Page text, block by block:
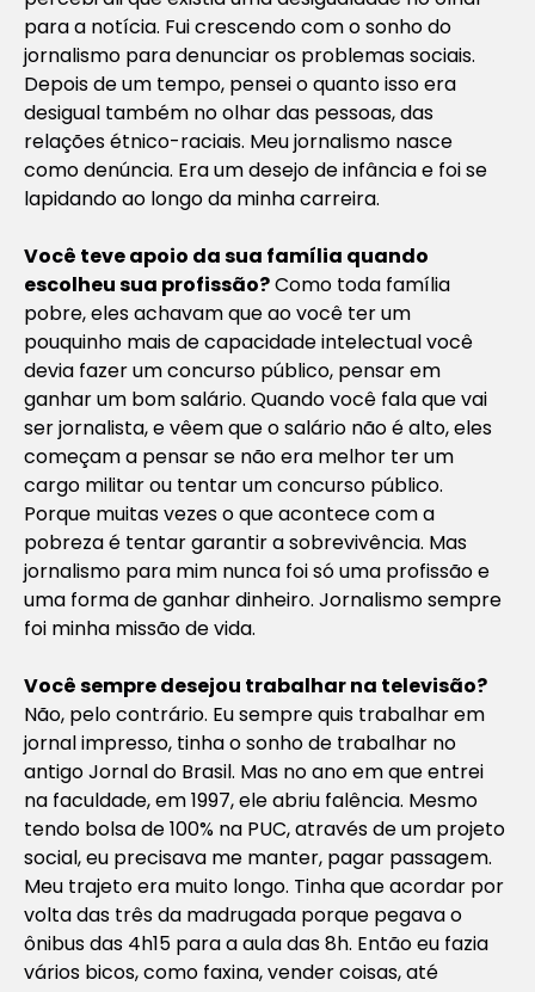
para a notícia. Fui crescendo com o sonho do
jornalismo para denunciar os problemas sociais.
Depois de um tempo, pensei o quanto isso era
desigual também no olhar das pessoas, das
relações étnico-raciais. Meu jornalismo nasce
como denúncia. Era um desejo de infância e foi se
lapidando ao longo da minha carreira.
Você teve apoio da sua família quando
escolheu sua profissão?Como toda família
pobre, eles achavam que ao você ter um
pouquinho mais de capacidade intelectual você
devia fazer um concurso público, pensar em
ganhar um bom salário. Quando você fala que vai
ser jornalista, e vêem que o salário não é alto, eles
começam a pensar se não era melhor ter um
cargo militar ou tentar um concurso público.
Porque muitas vezes o que acontece com a
pobreza é tentar garantir a sobrevivência. Mas
jornalismo para mim nunca foi só uma profissão e
uma forma de ganhar dinheiro. Jornalismo sempre
foi minha missão de vida.
Você sempre desejou trabalhar na televisão?
Não, pelo contrário. Eu sempre quis trabalhar em
jornal impresso, tinha o sonho de trabalhar no
antigo Jornal do Brasil. Mas no ano em que entrei
na faculdade, em 1997, ele abriu falência. Mesmo
tendo bolsa de 100% na PUC, através de um projeto
social, eu precisava me manter, pagar passagem.
Meu trajeto era muito longo. Tinha que acordar por
volta das três da madrugada porque pegava o
ônibus das 4h15 para a aula das 8h. Então eu fazia
vários bicos, como faxina, vender coisas, até